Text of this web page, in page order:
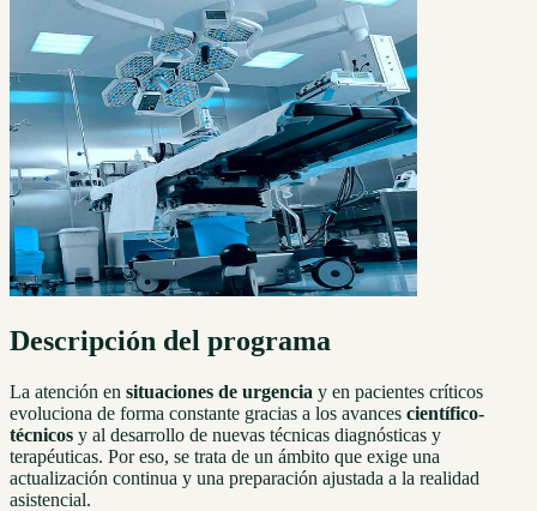
Descripción del programa
La atención en situaciones de urgencia y en pacientes críticos
evoluciona de forma constante gracias a los avances científico-
técnicos y al desarrollo de nuevas técnicas diagnósticas y
terapéuticas. Por eso, se trata de un ámbito que exige una
actualización continua y una preparación ajustada a la realidad
asistencial.